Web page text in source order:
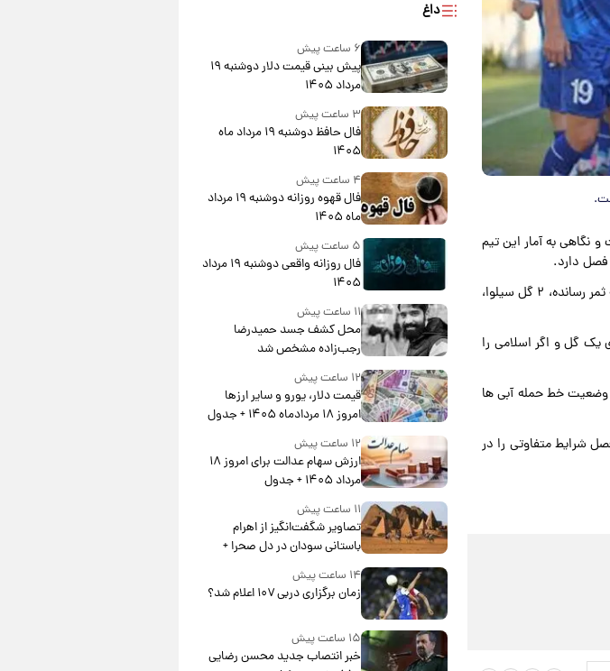
نگاهی به آمار این تیم
دارد.
استقلال در این فصل ۱۳ گل زده که از این تعداد و از میان بازیکنان خط دفاع، ۴ گل رامین رضاییان به ثمر رسانده، ۲ گل سیلوا،
یک گل و اگر اسلامی را
خط حمله آبی ها
شرایط متفاوتی را در
داغ
۶ ساعت پیش
پیش‌ بینی قیمت دلار دوشنبه ۱۹
مرداد ۱۴۰۵
۳ ساعت پیش
فال حافظ دوشنبه ۱۹ مرداد ماه
۱۴۰۵
۴ ساعت پیش
فال قهوه روزانه دوشنبه ۱۹ مرداد
ماه ۱۴۰۵
۵ ساعت پیش
فال روزانه واقعی دوشنبه ۱۹ مرداد
۱۴۰۵
۱۱ ساعت پیش
محل کشف جسد حمیدرضا
رجب‌زاده مشخص شد
۱۲ ساعت پیش
قیمت دلار، یورو و سایر ارزها
امروز ۱۸ مردادماه ۱۴۰۵ + جدول
۱۲ ساعت پیش
ارزش سهام عدالت برای امروز ۱۸
مرداد ۱۴۰۵ + جدول
۱۱ ساعت پیش
تصاویر شگفت‌انگیز از اهرام
باستانی سودان در دل صحرا +
عکس
۱۴ ساعت پیش
زمان برگزاری دربی ۱۰۷ اعلام شد؟
۱۵ ساعت پیش
خبر انتصاب جدید محسن رضایی